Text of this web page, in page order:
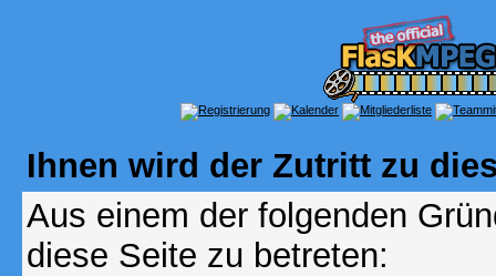
Ihnen wird der Zutritt zu
Aus einem der folgenden
diese Seite zu betreten: